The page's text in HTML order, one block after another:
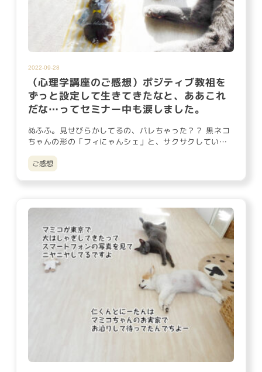
2022-09-28
（心理学講座のご感想）ポジティブ教祖を
ずっと設定して生きてきたなと、ああこれ
だな…ってセミナー中も涙しました。
ぬふふ。見せびらかしてるの、バレちゃった？？ 黒ネコ
ちゃんの形の「フィにゃんシェ」と、サクサクしていそ
ご感想